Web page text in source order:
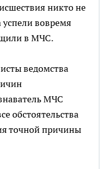
никто не
вовремя
в МЧС.
ведомства
МЧС
обстоятельства
точной причины